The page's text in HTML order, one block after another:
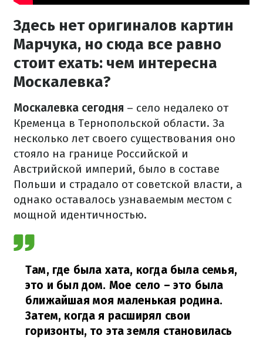
Здесь нет оригиналов картин
Марчука, но сюда все равно
стоит ехать: чем интересна
Москалевка?
Москалевка сегодня – село недалеко от
Кременца в Тернопольской области. За
несколько лет своего существования оно
стояло на границе Российской и
Австрийской империй, было в составе
Польши и страдало от советской власти, а
однако оставалось узнаваемым местом с
мощной идентичностью.
Там, где была хата, когда была семья,
это и был дом. Мое село – это была
ближайшая моя маленькая родина.
Затем, когда я расширял свои
горизонты, то эта земля становилась